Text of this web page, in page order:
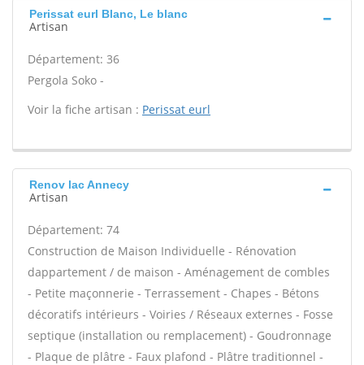
Perissat eurl Blanc, Le blanc
Artisan
Département: 36
Pergola Soko -
Voir la fiche artisan : Perissat eurl
Renov lac Annecy
Artisan
Département: 74
Construction de Maison Individuelle - Rénovation
dappartement / de maison - Aménagement de combles
- Petite maçonnerie - Terrassement - Chapes - Bétons
décoratifs intérieurs - Voiries / Réseaux externes - Fosse
septique (installation ou remplacement) - Goudronnage
- Plaque de plâtre - Faux plafond - Plâtre traditionnel -